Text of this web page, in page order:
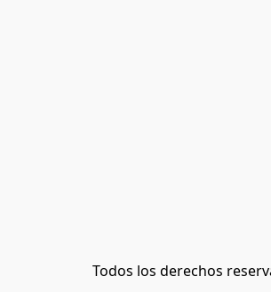
Todos los derechos